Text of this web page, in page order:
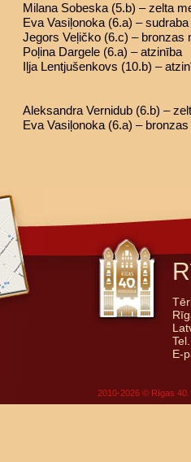
Milana Sobeska (5.b) – zelta
Eva Vasiļonoka (6.a) –
Jegors Veļičko (6.c) – bronzas
Poļina Dargele (6.a) – atzinība
Iļja Lentjušenkovs (10.b) –
Aleksandra Vernidub (6.b) –
Eva Vasiļonoka (6.a) –
E-
2010-2026 © Rīgas